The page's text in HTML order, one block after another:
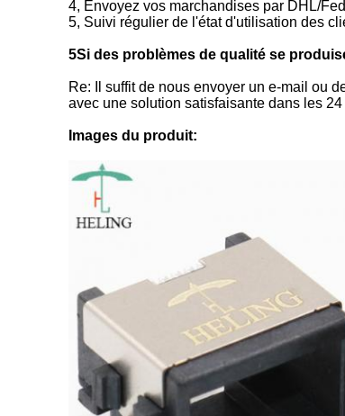
4, Envoyez vos marchandises par DHL/
5, Suivi régulier de l'état d'utilisation des
5Si des problèmes de qualité se
Re: Il suffit de nous envoyer un e-mail ou
avec une solution satisfaisante dans les 24
Images du produit: